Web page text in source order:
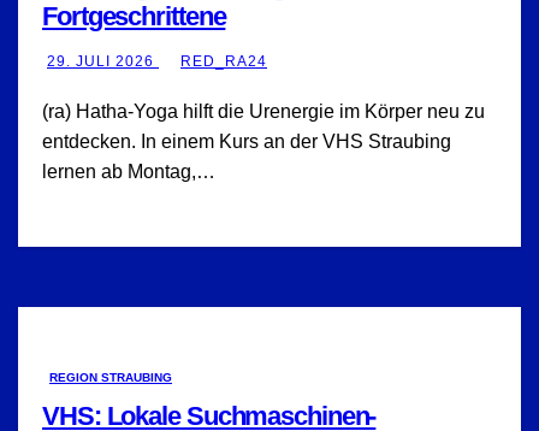
Fortgeschrittene
29. JULI 2026 RED_RA24
(ra) Hatha-Yoga hilft die Urenergie im Körper neu zu
entdecken. In einem Kurs an der VHS Straubing
lernen ab Montag,…
REGION STRAUBING
VHS: Lokale Suchmaschinen-